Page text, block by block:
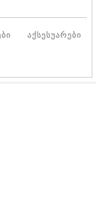
აქსესუარები